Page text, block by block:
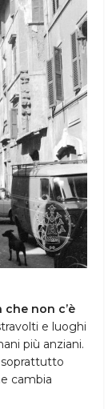
che non c’è
e luoghi
più anziani.
soprattutto
cambia